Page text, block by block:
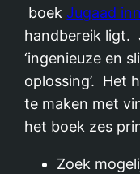
boekJugaad
handbereik ligt.
‘ingenieuze en
oplossing’. Het
te maken met
het boek zes
Zoek